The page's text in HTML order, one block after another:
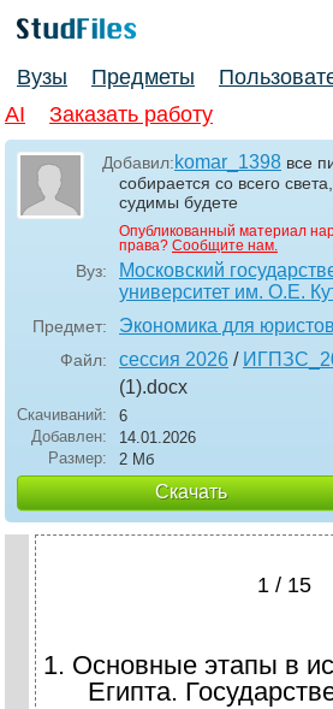
Вузы Предметы
AI
Заказать работу
Добавил:komar_1398 все
собирается со всего
судимы будете
Опубликованный материал
права? Сообщите нам.
Вуз:
Московский
университет им. О.Е.
Предмет: Экономика для юристов
Файл: сессия 2026 /
(1).docx
Скачиваний:
6
Добавлен:
14.01.2026
Размер:
2 Мб
Скачать
1 / 15
1. Основные этапы в
Египта.